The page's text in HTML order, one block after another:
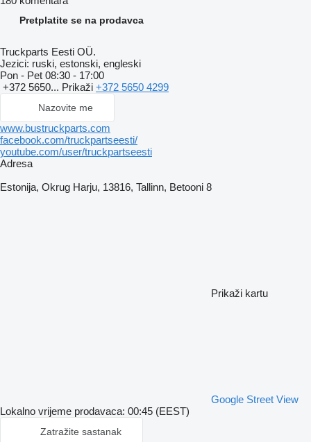
Pretplatite se na prodavca
Truckparts Eesti OÜ.
Jezici: ruski, estonski, engleski
Pon - Pet 08:30 - 17:00
+372 5650... Prikaži +372 5650 4299
Nazovite me
www.bustruckparts.com
facebook.com/truckpartseesti/
youtube.com/user/truckpartseesti
Adresa
Estonija, Okrug Harju, 13816, Tallinn, Betooni 8
Prikaži kartu
Google Street View
Lokalno vrijeme prodavaca: 00:45 (EEST)
Zatražite sastanak